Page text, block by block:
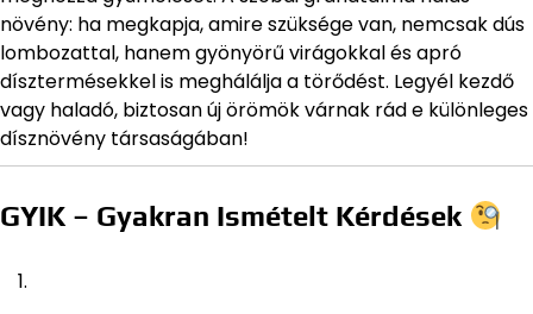
növény: ha megkapja, amire szüksége van, nemcsak dús
lombozattal, hanem gyönyörű virágokkal és apró
dísztermésekkel is meghálálja a törődést. Legyél kezdő
vagy haladó, biztosan új örömök várnak rád e különleges
dísznövény társaságában!
GYIK – Gyakran Ismételt Kérdések